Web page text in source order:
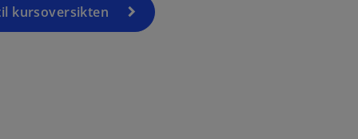
kursoversikten